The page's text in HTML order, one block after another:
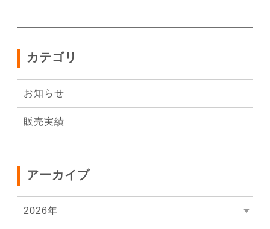
カテゴリ
お知らせ
販売実績
アーカイブ
2026年